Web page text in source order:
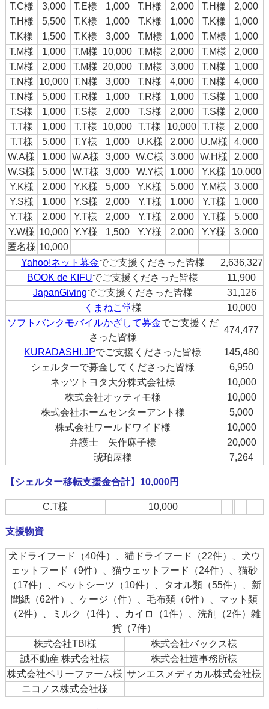
T.C様
3,000 T.E様 1,000 T.H様 2,000 T.H様
2,000
T.H様
5,500 T.K様 1,000 T.K様 1,000 T.K様
1,000
T.K様
1,500 T.K様 3,000 T.M様 1,000 T.M様
1,000
T.M様
1,000 T.M様 10,000 T.M様 2,000 T.M様
2,000
T.M様
2,000 T.M様 20,000 T.M様 3,000 T.N様
1,000
T.N様
10,000 T.N様 3,000 T.N様 4,000 T.N様
4,000
T.N様
5,000 T.R様 1,000 T.R様 1,000 T.S様
1,000
T.S様
1,000 T.S様 2,000 T.S様 2,000 T.S様
2,000
T.T様
1,000 T.T様 10,000 T.T様 10,000 T.T様
2,000
T.T様
5,000 T.Y様 1,000 U.K様 2,000 U.M様
4,000
W.A様
1,000 W.A様 3,000 W.C様 3,000 W.H様
2,000
W.S様
5,000 W.T様 3,000 W.Y様 1,000 Y.K様
10,000
Y.K様
2,000 Y.K様 5,000 Y.K様 5,000 Y.M様
3,000
Y.S様
1,000 Y.S様 2,000 Y.T様 1,000 Y.T様
1,000
Y.T様
2,000 Y.T様 2,000 Y.T様 2,000 Y.T様
5,000
Y.W様 10,000 Y.Y様 1,500 Y.Y様 2,000 Y.Y様
3,000
匿名様 10,000
Yahoo!ネット募金でご支援くださった皆様
2,636,327
BOOK de KIFUでご支援くださった皆様
11,900
JapanGivingでご支援くださった皆様
31,126
くまねこ堂様
10,000
ソフトバンクモバイルかざして募金でご支援くだ
さった皆様
474,477
KURADASHI.JPでご支援くださった皆様
145,480
シェルターで募金してくださった皆様
6,950
ネッツトヨタ大分株式会社様
10,000
株式会社オッティモ様
10,000
株式会社ホームセンターアント様
5,000
株式会社ワールドワイド様
10,000
弁護士 矢作麻子様
20,000
琥珀屋様
7,264
【シェルター移転支援金合計】10,000円
C.T様 10,000
支援物資
犬ドライフード（40件）、猫ドライフード（22件）、犬ウ
ェットフード（9件）、猫ウェットフード（24件）、猫砂
（17件）、ペットシーツ（10件）、タオル類（55件）、新
聞紙（62件）、ケージ（件）、毛布類（6件）、マット類
（2件）、ミルク（1件）、カイロ（1件）、洗剤（2件）雑
貨（7件）
株式会社TBI様
株式会社バックス様
誠不動産 株式会社様
株式会社造事務所様
株式会社ベリーファーム様 サンエスメディカル株式会社様
ニコノス株式会社様